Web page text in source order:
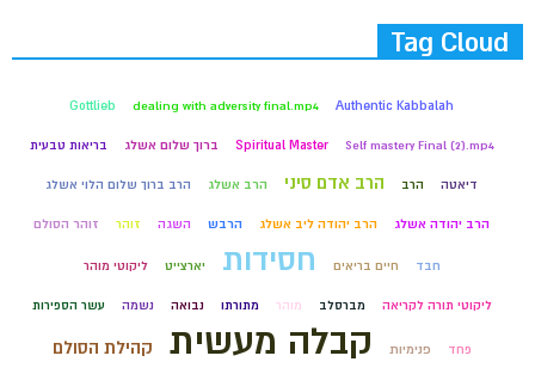
Tag Cloud
Authentic Kabbalah
dealing with adversity final.mp4
Gottlieb
Self mastery Final (2).mp4
Spiritual Master ברוך שלום אשלג בריאות טבעית
דיאטה הרב הרב אדם סיני הרב אשלג הרב ברוך שלום הלוי אשלג
הרב יהודה אשלג הרב יהודה ליב אשלג הרבש השגה זוהר זוהר הסולם
חבד חיים בריאים חסידות יארצייט ליקוטי מוהר
ליקוטי תורה לקריאה מברסלב מוהר מתורתו נבואה נשמה עשר הספירות
פחד פנימיות קבלה מעשית קהילת הסולם